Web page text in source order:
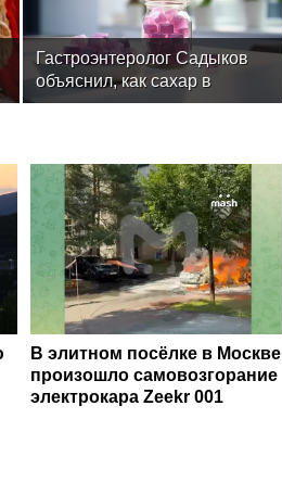
Гастроэнтеролог Садыков
объяснил, как сахар в
рационе ускоряет
В элитном посёлке в Москве
произошло самовозгорание
электрокара Zeekr 001